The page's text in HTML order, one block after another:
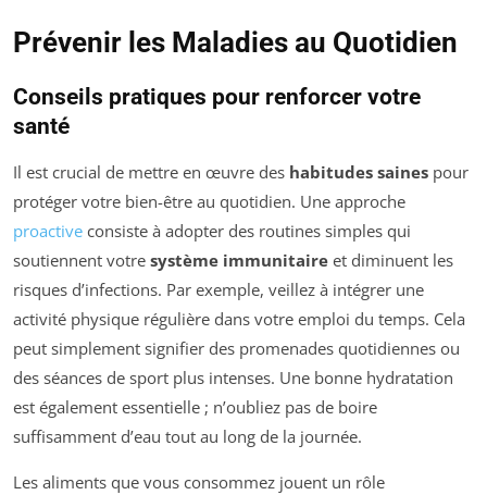
Prévenir les Maladies au Quotidien
Conseils pratiques pour renforcer votre
santé
Il est crucial de mettre en œuvre des habitudes saines pour
protéger votre bien-être au quotidien. Une approche
proactive consiste à adopter des routines simples qui
soutiennent votre système immunitaire et diminuent les
risques d’infections. Par exemple, veillez à intégrer une
activité physique régulière dans votre emploi du temps. Cela
peut simplement signifier des promenades quotidiennes ou
des séances de sport plus intenses. Une bonne hydratation
est également essentielle ; n’oubliez pas de boire
suffisamment d’eau tout au long de la journée.
Les aliments que vous consommez jouent un rôle